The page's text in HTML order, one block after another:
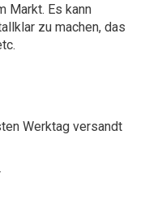
Markt. Es kann
zu machen, das
Werktag versandt